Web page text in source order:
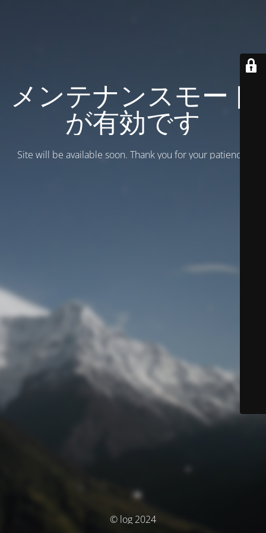
メンテナンスモード
が有効です
Site will be available soon. Thank you for your patience!
© log 2024